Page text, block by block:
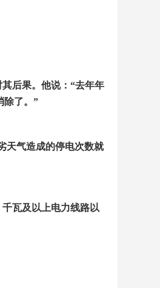
后果。他说： “去年年
了。 ”
天气造成的停电次数就
千瓦及以上电力线路以